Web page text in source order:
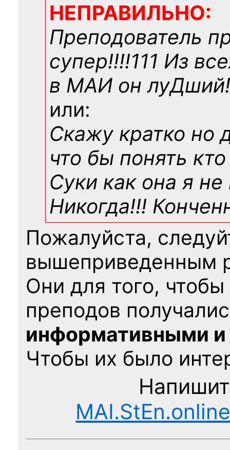
НЕПРАВИЛЬНО:
Преподователь
супер!!!!111 Из
в МАИ он
или:
Скажу кратко но
что бы понять
Суки как она я не
Никогда!!!
Пожалуйста,
вышеприведенным
Они для того,
преподов
информативными
Чтобы их было